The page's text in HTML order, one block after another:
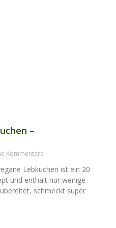
–
Kommentare
Lebkuchen ist ein 20
und enthält nur wenige
schmeckt super